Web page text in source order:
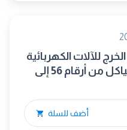
للآلات الكهربائية
الدوارة الجزء: الأول للهياكل من أرقام 56 إلى
أضف للسلة